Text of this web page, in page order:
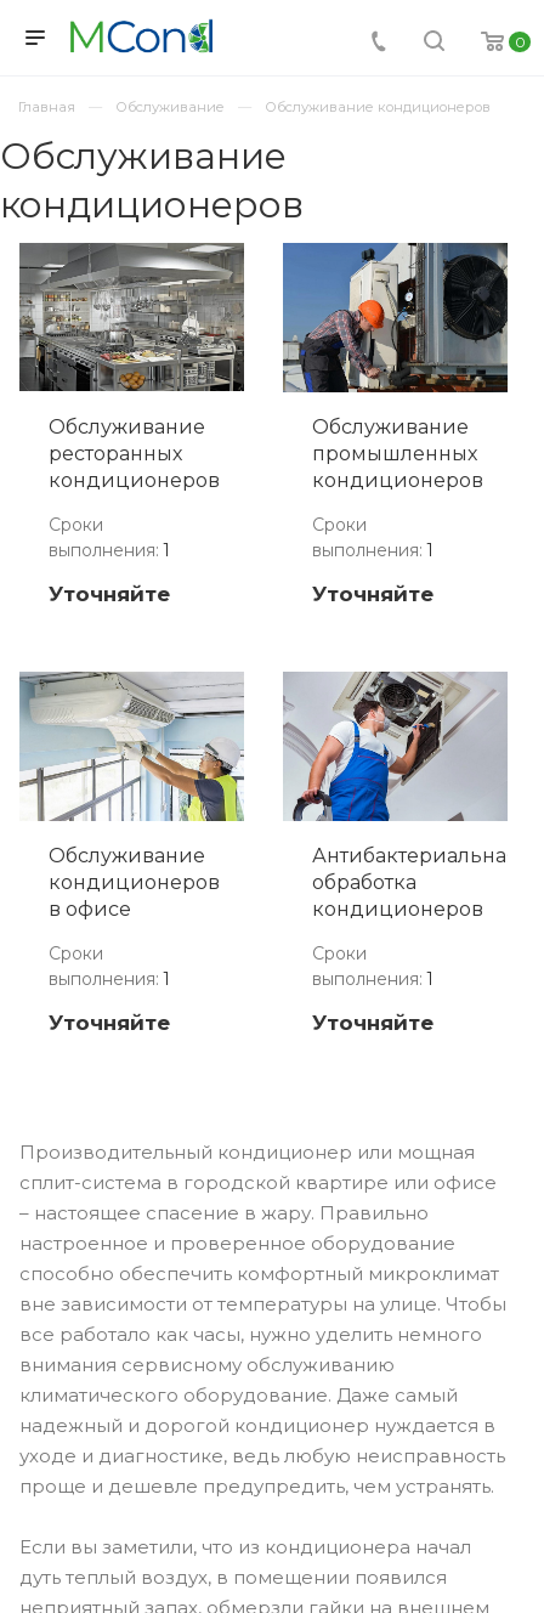
0
Главная Обслуживание Обслуживание кондиционеров
Обслуживание
кондиционеров
Обслуживание
ресторанных
кондиционеров
Сроки
выполнения:1
Уточняйте
Обслуживание
промышленных
кондиционеров
Сроки
выполнения:1
Уточняйте
Обслуживание
кондиционеров
в офисе
Сроки
выполнения:1
Уточняйте
Антибактериальная
обработка
кондиционеров
Сроки
выполнения:1
Уточняйте
Производительный кондиционер или мощная
сплит-система в городской квартире или офисе
– настоящее спасение в жару. Правильно
настроенное и проверенное оборудование
способно обеспечить комфортный микроклимат
вне зависимости от температуры на улице. Чтобы
все работало как часы, нужно уделить немного
внимания сервисному обслуживанию
климатического оборудование. Даже самый
надежный и дорогой кондиционер нуждается в
уходе и диагностике, ведь любую неисправность
проще и дешевле предупредить, чем устранять.
Если вы заметили, что из кондиционера начал
дуть теплый воздух, в помещении появился
неприятный запах, обмерзли гайки на внешнем